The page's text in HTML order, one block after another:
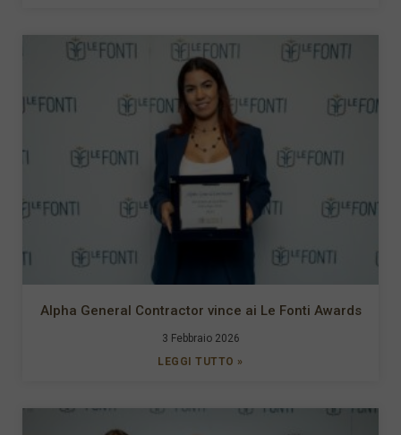
Alpha General Contractor vince ai Le Fonti Awards
3 Febbraio 2026
LEGGI TUTTO »